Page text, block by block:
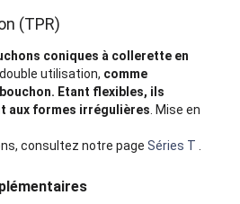
(TPR)
coniques à collerette en
utilisation, comme
Etant flexibles, ils
aux formes irrégulières . Mise en
consultez notre pageSéries T